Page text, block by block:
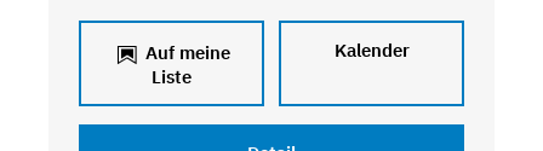
Auf meine
Liste
Kalender